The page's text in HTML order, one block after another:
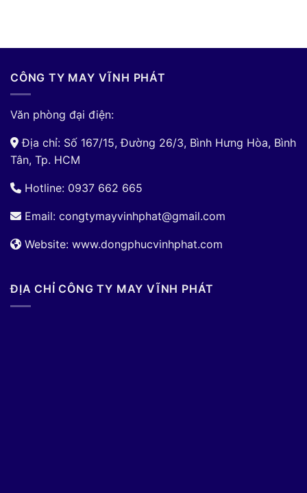
CÔNG TY MAY VĨNH PHÁT
Văn phòng đại điện:
Địa chỉ: Số 167/15, Đường 26/3, Bình Hưng Hòa, Bình
Tân, Tp. HCM
Hotline: 0937 662 665
Email: congtymayvinhphat@gmail.com
Website: www.dongphucvinhphat.com
ĐỊA CHỈ CÔNG TY MAY VĨNH PHÁT